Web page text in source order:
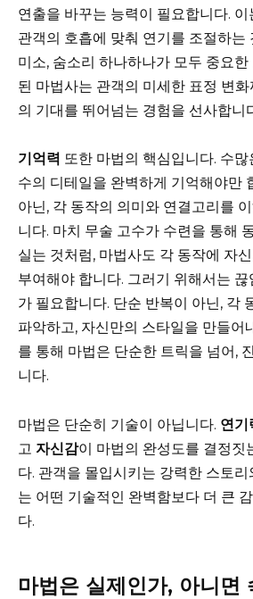
연출을 바꾸는 능력이 필요합니다.
관객의 호흡에 맞춰 연기를 조절하는
미소, 숨소리 하나하나가 모두 중요한
된 마법사는 관객의 미세한 표정 변
의 기대를 뛰어넘는 경험을 선사합니
기억력 또한 마법의 핵심입니다. 수
수의 디테일을 완벽하게 기억해야만
아닌, 각 동작의 의미와 연결고리를
니다. 마치 무술 고수가 수련을 통해
실는 것처럼, 마법사도 각 동작에 자
부여해야 합니다. 그러기 위해서는
가 필요합니다. 단순 반복이 아닌, 각
파악하고, 자신만의 스타일을 만들어
를 통해 마법은 단순한 트릭을 넘어,
니다.
마법은 단순히 기술이 아닙니다. 연기
고 자신감이 마법의 완성도를 결정짓
다. 관객을 몰입시키는 강력한 스토
는 어떤 기술적인 완벽함보다 더 큰
다.
마법은 실제인가, 아니면